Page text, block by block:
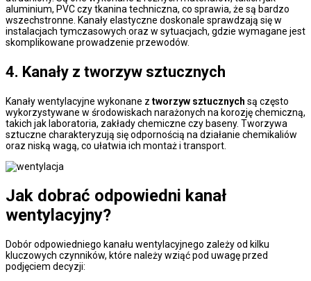
aluminium, PVC czy tkanina techniczna, co sprawia, że są bardzo
wszechstronne. Kanały elastyczne doskonale sprawdzają się w
instalacjach tymczasowych oraz w sytuacjach, gdzie wymagane jest
skomplikowane prowadzenie przewodów.
4. Kanały z tworzyw sztucznych
Kanały wentylacyjne wykonane z tworzyw sztucznych są często
wykorzystywane w środowiskach narażonych na korozję chemiczną,
takich jak laboratoria, zakłady chemiczne czy baseny. Tworzywa
sztuczne charakteryzują się odpornością na działanie chemikaliów
oraz niską wagą, co ułatwia ich montaż i transport.
Jak dobrać odpowiedni kanał
wentylacyjny?
Dobór odpowiedniego kanału wentylacyjnego zależy od kilku
kluczowych czynników, które należy wziąć pod uwagę przed
podjęciem decyzji: